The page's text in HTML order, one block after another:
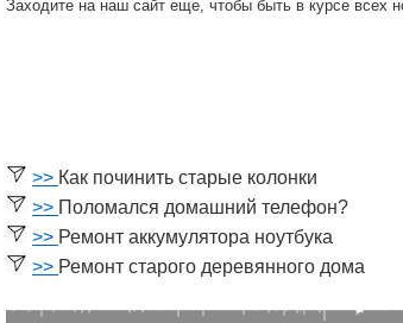
Заходите на наш сайт еще, чтобы быть в курсе всех
>> Как починить старые колонки
>> Поломался домашний телефон?
>> Ремонт аккумулятора ноутбука
>> Ремонт старого деревянного дома